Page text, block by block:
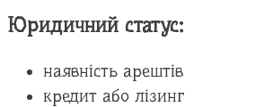
Юридичний статус:
наявність арештів
кредит або лізинг